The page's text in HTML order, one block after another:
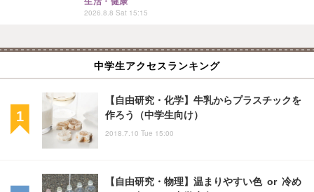
2026.8.8 Sat 15:15
中学生アクセスランキング
【自由研究・化学】牛乳からプラスチックを
作ろう（中学生向け）
2018.7.10 Tue 15:00
【自由研究・物理】温まりやすい色 or 冷め